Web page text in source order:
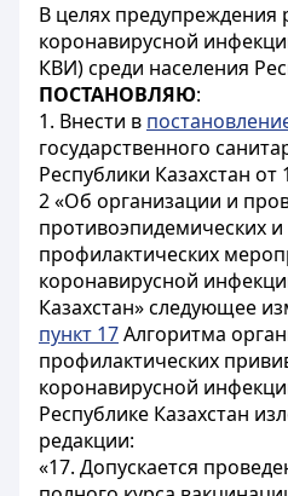
В целях предупреждения
коронавирусной
КВИ) среди населения
ПОСТАНОВЛЯЮ:
1. Внести в
государственного
Республики Казахстан
2 «Об организации и
противоэпидемических
профилактических
коронавирусной
Казахстан» следующее
пункт 17Алгоритма
профилактических
коронавирусной
Республике Казахстан
редакции:
«17. Допускается